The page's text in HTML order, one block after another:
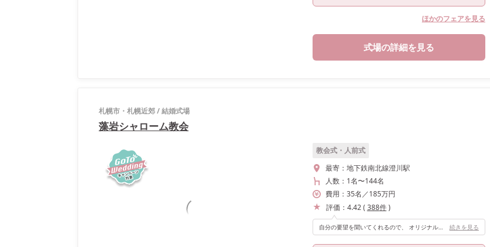
ほかのフェアを見る
式場の詳細を見る
札幌市・札幌近郊/結婚式場
藻岩シャローム教会
教会式・人前式
最寄： 地下鉄南北線澄川駅
人数： 1名〜144名
費用： 35名 ／185万円
評価： 4.42( 388件)
自分の要望を聞いてくれるので、 オリジナルの披露宴ができます。 続きを見る